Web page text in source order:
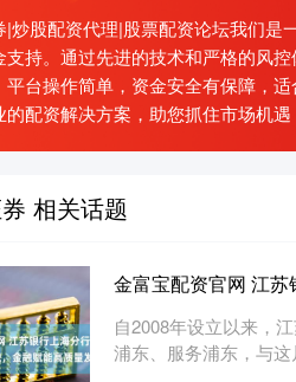
|炒股配资代理|股票配资论坛我们是
支持。通过先进的技术和严格的风
平台操作简单，资金安全有保障，
的配资解决方案，助您抓住市场机遇
相关话题
金富宝配资官网 江
自2008年设立以来，
浦东、服务浦东，与